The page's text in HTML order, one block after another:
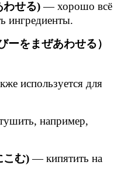
わせる)— хорошо всё
ингредиенты.
ーをまぜあわせる）
используется для
например,
こむ)— кипятить на